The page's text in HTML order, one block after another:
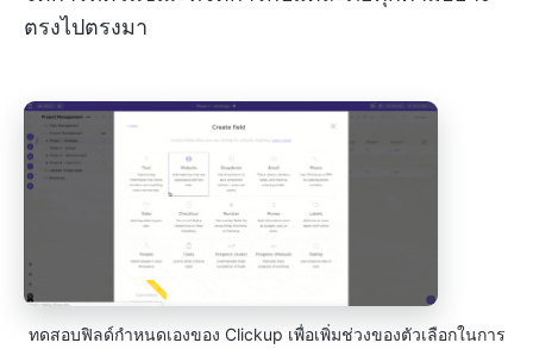
ตรงไปตรงมา
ทดสอบฟิลด์กำหนดเองของ Clickup เพื่อเพิ่มช่วงของตัวเลือกในการ